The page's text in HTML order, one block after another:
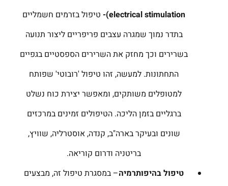
electrical stimulation
)- טיפול בזרמים חשמליים
בתדר נמוך שמגרה עצבים פריפריים ליצור תנועה
בשרירים וכך מחזק את השרירים הספסטיים בגפיים
התחתונות. למעשה, זהו טיפול 'רובוטי' שפותח
למטופלים משותקים, ומאפשר יצירת כוח נשלט
ברגליים בזמן הליכה. הטיפולים זמינים במרכזים
שונים ובעיקר בארה"ב, קנדה, אוסטרליה, שוויץ,
בריטניה ודרום קוריאה.
טיפול בהיפותרמיה– במסגרת טיפול זה, מבצעים